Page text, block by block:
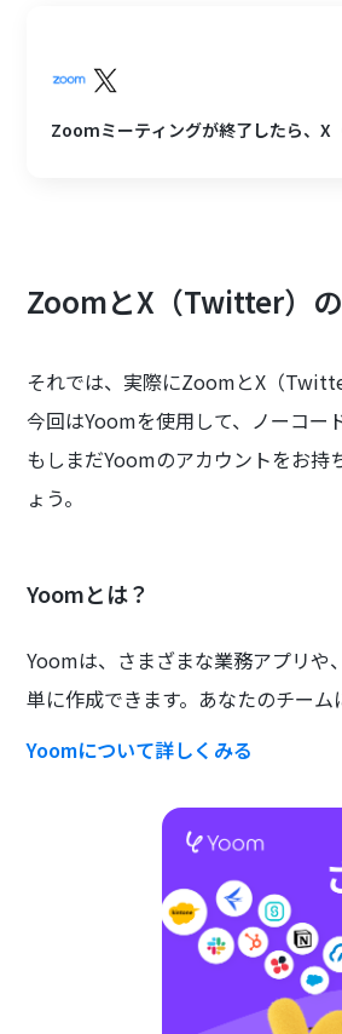
Zoomミーティングが終了したら、
ZoomとX（Twitter）
それでは、実際にZoomとX（
今回はYoomを使用して、ノーコ
もしまだYoomのアカウントをお持
ょう。
Yoomとは？
Yoomは、さまざまな業務アプリや
単に作成できます。あなたのチー
Yoomについて詳しくみる